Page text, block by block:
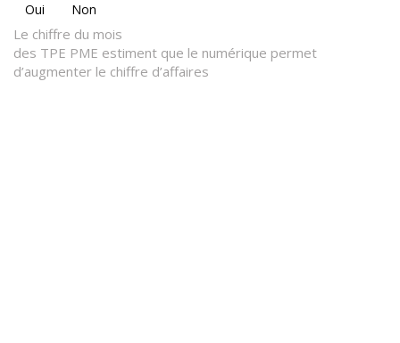
Oui Non
Le chiffre du mois
des TPE PME estiment que le numérique permet
d’augmenter le chiffre d’affaires